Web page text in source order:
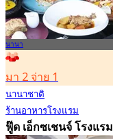
นานา
มา 2 จ่าย 1
นานาชาติ
ร้านอาหารโรงแรม
ฟู๊ด เอ็กซเชนจ์ โรงแรม